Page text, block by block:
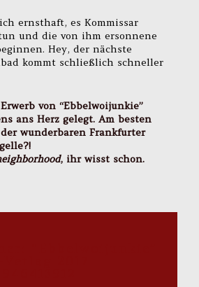
ernsthaft, es Kommissar
und die von ihm ersonnene
Hey, der nächste
kommt schließlich schneller
von “Ebbelwoijunkie”
ans Herz gelegt. Am besten
wunderbaren Frankfurter
, ihr wisst schon.